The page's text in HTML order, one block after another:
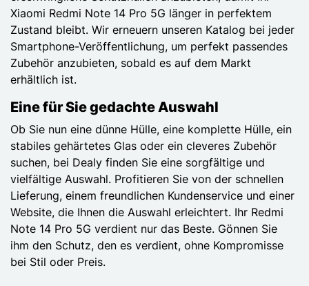
Xiaomi Redmi Note 14 Pro 5G länger in perfektem
Zustand bleibt. Wir erneuern unseren Katalog bei jeder
Smartphone-Veröffentlichung, um perfekt passendes
Zubehör anzubieten, sobald es auf dem Markt
erhältlich ist.
Eine für Sie gedachte Auswahl
Ob Sie nun eine dünne Hülle, eine komplette Hülle, ein
stabiles gehärtetes Glas oder ein cleveres Zubehör
suchen, bei Dealy finden Sie eine sorgfältige und
vielfältige Auswahl. Profitieren Sie von der schnellen
Lieferung, einem freundlichen Kundenservice und einer
Website, die Ihnen die Auswahl erleichtert. Ihr Redmi
Note 14 Pro 5G verdient nur das Beste. Gönnen Sie
ihm den Schutz, den es verdient, ohne Kompromisse
bei Stil oder Preis.